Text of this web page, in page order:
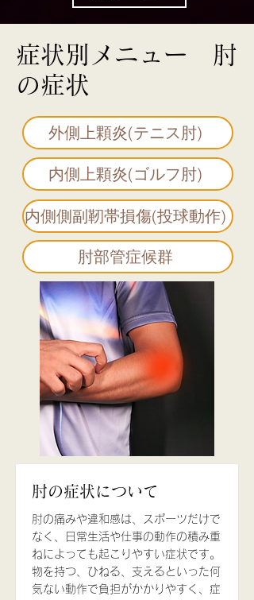
症状別メニュー 肘
の症状
外側上顆炎(テニス肘)
内側上顆炎(ゴルフ肘)
内側側副靭帯損傷(投球動作)
肘部管症候群
肘の症状について
肘の痛みや違和感は、スポーツだけで
なく、日常生活や仕事の動作の積み重
ねによっても起こりやすい症状です。
物を持つ、ひねる、支えるといった何
気ない動作で負担がかかりやすく、症